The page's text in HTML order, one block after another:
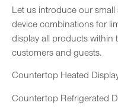
Let us introduce our
device combinations for
display all products within
customers and guests.
Countertop Heated
Countertop Refrigerated